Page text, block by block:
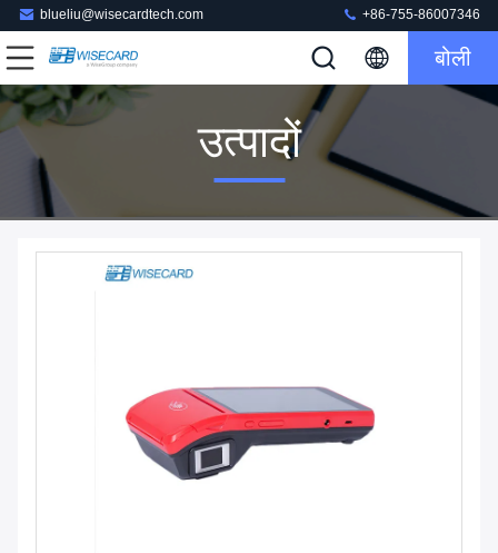
blueliu@wisecardtech.com +86-755-86007346
बोली
उत्पादों